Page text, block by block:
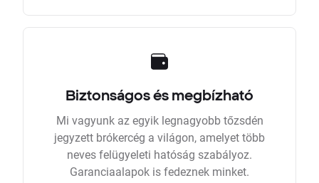
Biztonságos és megbízható
Mi vagyunk az egyik legnagyobb tőzsdén
jegyzett brókercég a világon, amelyet több
neves felügyeleti hatóság szabályoz.
Garanciaalapok is fedeznek minket.